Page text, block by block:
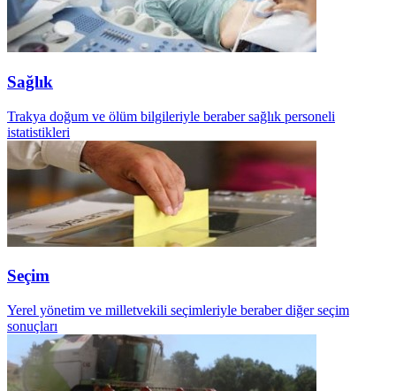
Sağlık
Trakya doğum ve ölüm bilgileriyle beraber sağlık personeli
istatistikleri
Seçim
Yerel yönetim ve milletvekili seçimleriyle beraber diğer seçim
sonuçları